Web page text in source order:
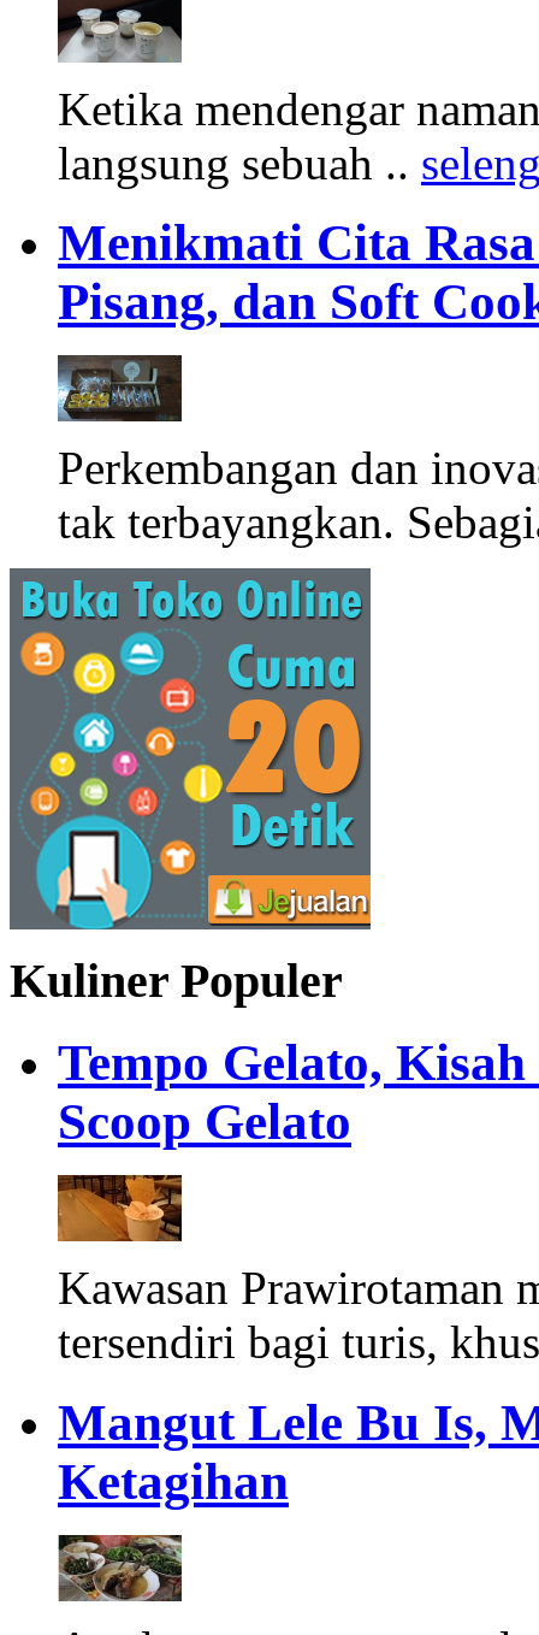
Ketika mendengar
langsung sebuah ..
Menikmati Cita
Pisang, dan Soft
Perkembangan dan
tak terbayangkan.
Kuliner Populer
Tempo Gelato,
Scoop Gelato
Kawasan Prawirotaman
tersendiri bagi turis,
Mangut Lele Bu Is,
Ketagihan